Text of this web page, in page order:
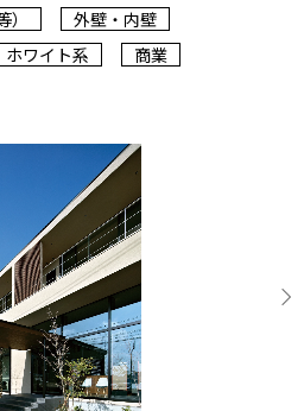
外壁・内壁
ホワイト系
商業